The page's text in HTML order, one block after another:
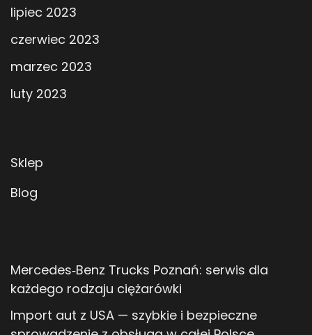
lipiec 2023
czerwiec 2023
marzec 2023
luty 2023
Sklep
Blog
Mercedes‑Benz Trucks Poznań: serwis dla
każdego rodzaju ciężarówki
Import aut z USA — szybkie i bezpieczne